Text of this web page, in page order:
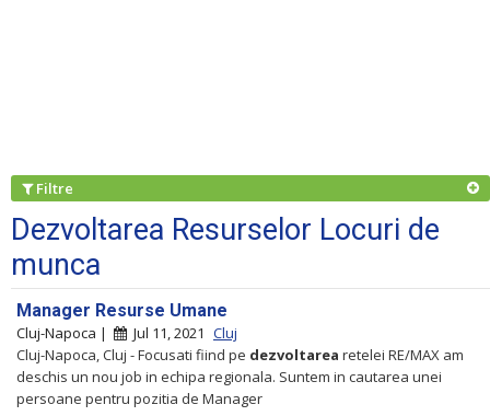
Filtre
Dezvoltarea Resurselor Locuri de
munca
Manager Resurse Umane
Cluj-Napoca | Jul 11, 2021 Cluj
Cluj-Napoca, Cluj - Focusati fiind pe dezvoltarea retelei RE/MAX am
deschis un nou job in echipa regionala. Suntem in cautarea unei
persoane pentru pozitia de Manager